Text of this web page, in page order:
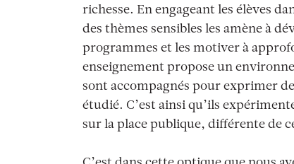
richesse. En engageant les élèves
des thèmes sensibles les amène à
programmes et les motiver à
enseignement propose un
sont accompagnés pour exprimer
étudié. C’est ainsi qu’ils
sur la place publique, différente de